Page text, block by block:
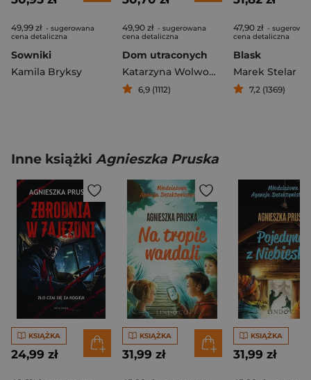
49,99 zł - sugerowana
cena detaliczna
Sowniki
Kamila Bryksy
49,90 zł - sugerowana
cena detaliczna
Dom utraconych
Katarzyna Wolwowicz
6,9 (1112)
47,90 zł -
cena detaliczna
Blask
Marek Stelar
7,2 (1369)
Inne książki Agnieszka Pruska
KSIĄŻKA
24,99 zł
KSIĄŻKA
31,99 zł
KSIĄŻKA
31,99 zł